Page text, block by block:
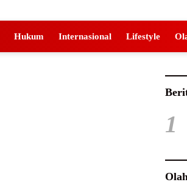
Hukum Internasional Lifestyle
1